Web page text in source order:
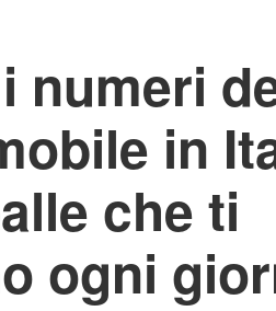
numeri
in
che ti
ogni